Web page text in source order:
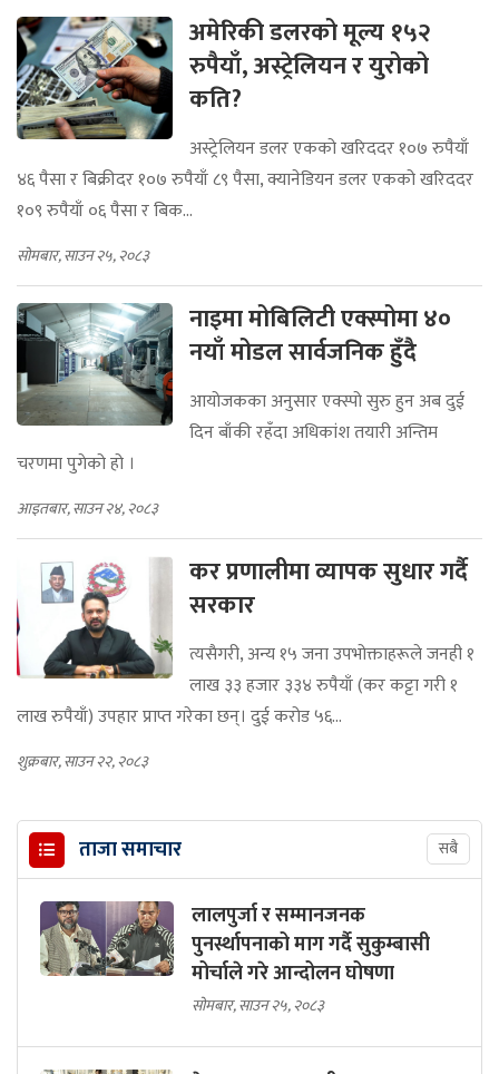
अमेरिकी डलरको मूल्य १५२
रुपैयाँ, अस्ट्रेलियन र युरोको
कति?
अस्ट्रेलियन डलर एकको खरिददर १०७ रुपैयाँ
४६ पैसा र बिक्रीदर १०७ रुपैयाँ ८९ पैसा, क्यानेडियन डलर एकको खरिददर
१०९ रुपैयाँ ०६ पैसा र बिक...
सोमबार, साउन २५, २०८३
नाइमा मोबिलिटी एक्स्पोमा ४०
नयाँ मोडल सार्वजनिक हुँदै
आयोजकका अनुसार एक्स्पो सुरु हुन अब दुई
दिन बाँकी रहँदा अधिकांश तयारी अन्तिम
चरणमा पुगेको हो ।
आइतबार, साउन २४, २०८३
कर प्रणालीमा व्यापक सुधार गर्दै
सरकार
त्यसैगरी, अन्य १५ जना उपभोक्ताहरूले जनही १
लाख ३३ हजार ३३४ रुपैयाँ (कर कट्टा गरी १
लाख रुपैयाँ) उपहार प्राप्त गरेका छन्। दुई करोड ५६...
शुक्रबार, साउन २२, २०८३
ताजा समाचार सबै
लालपुर्जा र सम्मानजनक
पुनर्स्थापनाको माग गर्दै सुकुम्बासी
मोर्चाले गरे आन्दोलन घोषणा
सोमबार, साउन २५, २०८३